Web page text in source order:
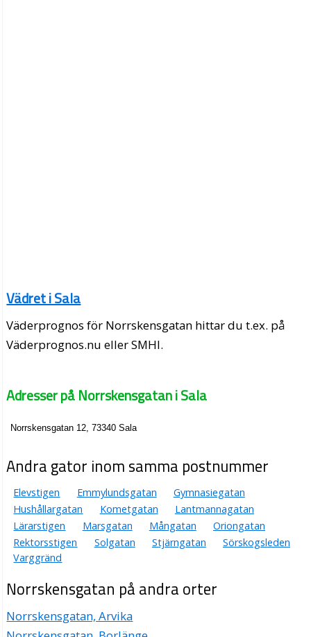
Vädret i Sala
Väderprognos för Norrskensgatan hittar du t.ex. på
Väderprognos.nu eller SMHI.
Adresser på Norrskensgatan i Sala
Norrskensgatan 12, 73340 Sala
Andra gator inom samma postnummer
Elevstigen Emmylundsgatan
Gymnasiegatan
Hushållargatan
Kometgatan
Lantmannagatan
Lärarstigen
Marsgatan Mångatan
Oriongatan
Rektorsstigen
Solgatan Stjärngatan
Sörskogsleden
Varggränd
Norrskensgatan på andra orter
Norrskensgatan, Arvika